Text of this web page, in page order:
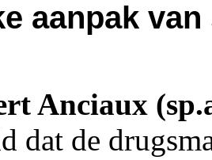
aanpak
Anciaux
dat de